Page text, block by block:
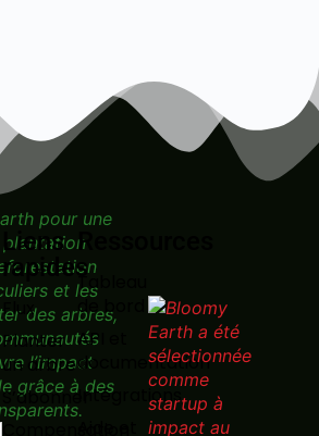
Liens
rapides
Flux
Planter
un arbre
S’abonner
Compensation
Ressources
Tableau
de bord
API et
documentation
Intégrations